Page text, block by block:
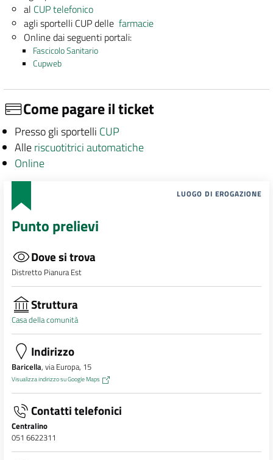
al CUP telefonico
agli sportelli CUP dellefarmacie
Online dai seguenti portali:
Fascicolo Sanitario
Cupweb
Come pagare il ticket
Presso gli sportelli CUP
Alleriscuotitrici automatiche
Online
LUOGO DI EROGAZIONE
Punto prelievi
Dove si trova
Distretto Pianura Est
Struttura
Casa della comunità
Indirizzo
Baricella, via Europa, 15
Visualizza indirizzo su Google Maps
Contatti telefonici
Centralino
051 6622311